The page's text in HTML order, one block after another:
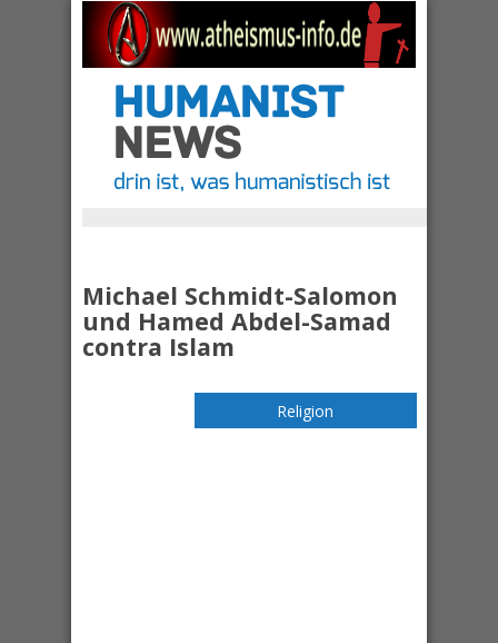
Michael Schmidt-Salomon
und Hamed Abdel-Samad
contra Islam
Religion